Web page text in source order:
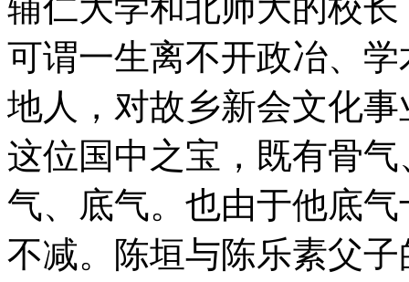
可谓一生离不开政冶、
地人，对故乡新会文化
这位国中之宝，既有骨
气、底气。也由于他底
不减。陈垣与陈乐素父